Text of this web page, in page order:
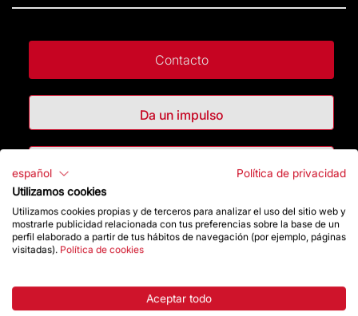
Contacto
Da un impulso
Destacados
Preguntas frecuentes
español
Política de privacidad
Utilizamos cookies
Utilizamos cookies propias y de terceros para analizar el uso del sitio web y
mostrarle publicidad relacionada con tus preferencias sobre la base de un
perfil elaborado a partir de tus hábitos de navegación (por ejemplo, páginas
visitadas). Política de cookies
Aceptar todo